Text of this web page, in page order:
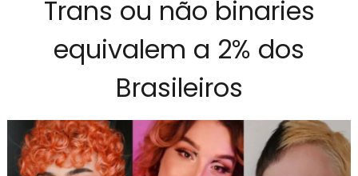
Trans ou não binaries
equivalem a 2% dos
Brasileiros